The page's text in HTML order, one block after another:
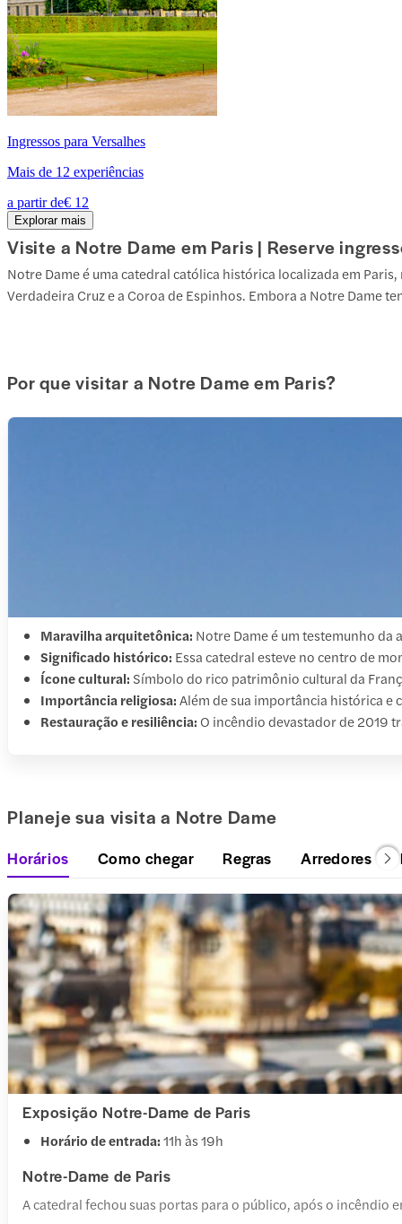
Ingressos para Versalhes
Mais de 12 experiências
a partir de€ 12
Explorar mais
Visite a Notre Dame em Paris | Reserve
Notre Dame é uma catedral católica histórica localizada em
Verdadeira Cruz e a Coroa de Espinhos. Embora a Notre Dame
Por que visitar a Notre Dame em Paris?
Maravilha arquitetônica: Notre Dame é um testemunho da
Significado histórico: Essa catedral esteve no centro de
Ícone cultural: Símbolo do rico patrimônio cultural da
Importância religiosa:Além de sua importância histórica e
Restauração e resiliência: O incêndio devastador de 2019
Planeje sua visita a Notre Dame
Horários Como chegar Regras Arredores
Exposição Notre-Dame de Paris
Horário de entrada:11h às 19h
Notre-Dame de Paris
A catedral fechou suas portas para o público, após o incêndio